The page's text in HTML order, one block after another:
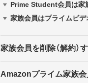
Prime Student会員は家
家族会員はプライムビ
家族会員を削除（解約）
Amazonプライム家族